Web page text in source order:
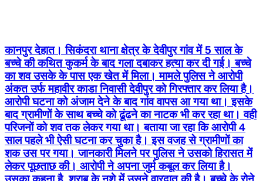
कानपुर देहात। सिकंदरा थाना क्षेत्र के देवीपुर गांव में 5 साल के
बच्चे की कथित कुकर्म के बाद गला दबाकर हत्या कर दी गई। बच्चे
का शव उसके के पास एक खेत में मिला। मामले पुलिस ने आरोपी
अंकत उर्फ महावीर काडा निवासी देवीपुर को गिरफ्तार कर लिया है।
आरोपी घटना को अंजाम देने के बाद गांव वापस आ गया था। इसके
बाद ग्रामीणों के साथ बच्चे को ढूंढने का नाटक भी कर रहा था। वही
परिजनों को शव तक लेकर गया था। बताया जा रहा कि आरोपी 4
साल पहले भी ऐसी घटना कर चुका है। इस वजह से ग्रामीणों का
शक उस पर गया। जानकारी मिलने पर पुलिस ने उसको हिरासत में
लेकर पूछताछ की। आरोपी ने अपना जुर्म कबूल कर लिया है।